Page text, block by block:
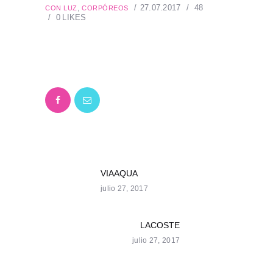
CON LUZ CORPÓREOS 27.07.2017
48
0
LIKES
NAVEGACIÓN
ENTRADAS
Previous
post:
VIAAQUA
julio 27, 2017
LACOSTE
julio 27, 2017